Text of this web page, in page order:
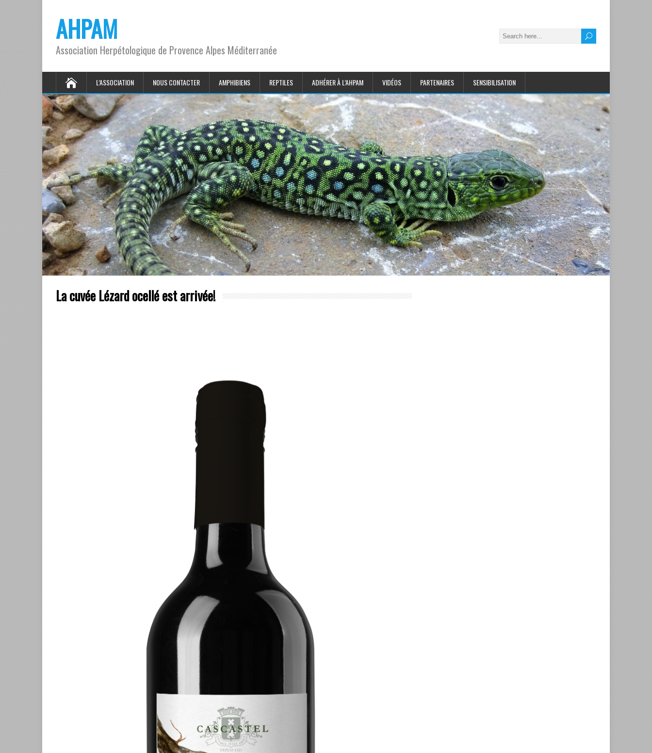
AHPAM
Association Herpétologique de Provence Alpes Méditerranée
L’ASSOCIATION NOUS CONTACTER AMPHIBIENS REPTILES ADHÉRER À L’AHPAM VIDÉOS PARTENAIRES SENSIBILISATION
La cuvée Lézard ocellé est arrivée!